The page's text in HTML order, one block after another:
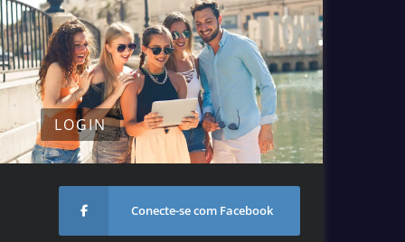
LOGIN
Conecte-se com Facebook